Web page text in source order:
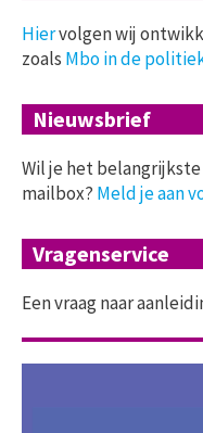
Hiervolgen wij
zoals Mbo in de
Nieuwsbrief
Wil je het
mailbox? Meld je aan
Vragenservice
Een vraag naar